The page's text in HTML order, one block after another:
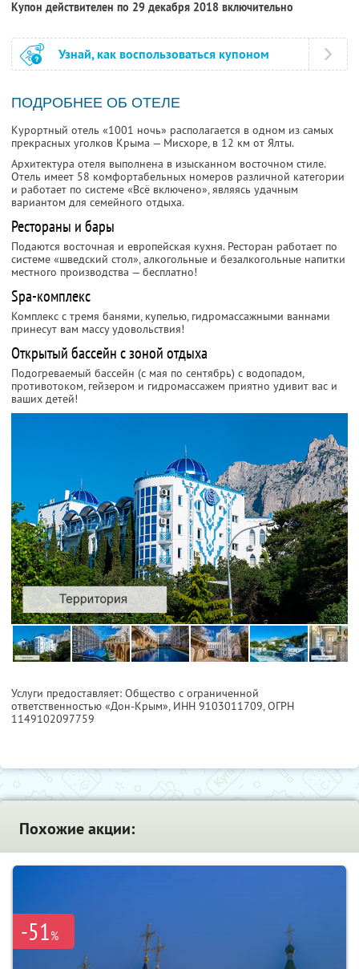
Купон действителен по 29 декабря 2018 включительно
Узнай, как воспользоваться купоном
ПОДРОБНЕЕ ОБ ОТЕЛЕ
Курортный отель «1001 ночь» располагается в одном из самых
прекрасных уголков Крыма — Мисхоре, в 12 км от Ялты.
Архитектура отеля выполнена в изысканном восточном стиле.
Отель имеет 58 комфортабельных номеров различной категории
и работает по системе «Всё включено», являясь удачным
вариантом для семейного отдыха.
Рестораны и бары
Подаются восточная и европейская кухня. Ресторан работает по
системе «шведский стол», алкогольные и безалкогольные напитки
местного производства — бесплатно!
Spa-комплекс
Комплекс с тремя банями, купелью, гидромассажными ваннами
принесут вам массу удовольствия!
Открытый бассейн с зоной отдыха
Подогреваемый бассейн (с мая по сентябрь) с водопадом,
противотоком, гейзером и гидромассажем приятно удивит вас и
ваших детей!
Услуги предоставляет: Общество с ограниченной
ответственностью «Дон-Крым», ИНН 9103011709, ОГРН
1149102097759
Похожие акции:
-51%